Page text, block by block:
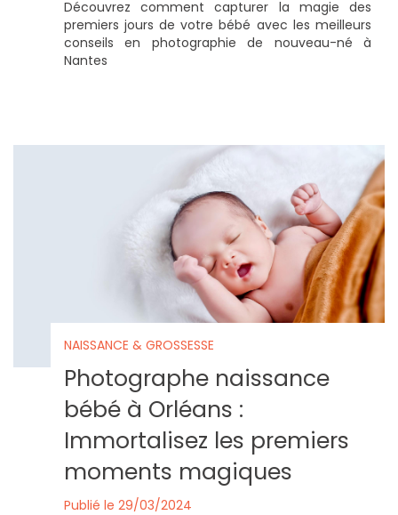
Découvrez comment capturer la magie des
premiers jours de votre bébé avec les meilleurs
conseils en photographie de nouveau-né à
Nantes
NAISSANCE & GROSSESSE
Photographe naissance
bébé à Orléans :
Immortalisez les premiers
moments magiques
Publié le 29/03/2024